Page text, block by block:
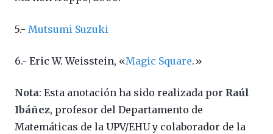
5.- Mutsumi Suzuki
6.- Eric W. Weisstein, «Magic Square.»
Nota: Esta anotación ha sido realizada por Raúl
Ibáñez, profesor del Departamento de
Matemáticas de la UPV/EHU y colaborador de la